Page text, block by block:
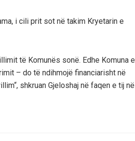
i cili prit sot në takim Kryetarin e
të Komunës sonë. Edhe Komuna e
– do të ndihmojë financiarisht në
shkruan Gjeloshaj në faqen e tij në